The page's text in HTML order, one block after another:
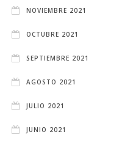
NOVIEMBRE 2021
OCTUBRE 2021
SEPTIEMBRE 2021
AGOSTO 2021
JULIO 2021
JUNIO 2021